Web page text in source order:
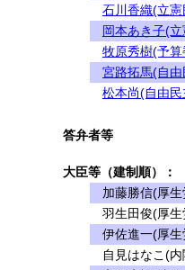
石川香織(立
岡本あき子(
牧原秀樹(予
宮路拓馬(自
松本尚(自由
答弁者等
大臣等（建制順）：
加藤勝信(厚生
羽生田俊(厚生
伊佐進一(厚生
自見はなこ(内